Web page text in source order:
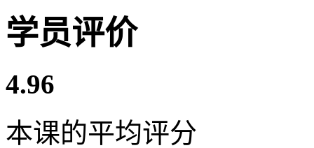
学员评价
4.96
本课的平均评分